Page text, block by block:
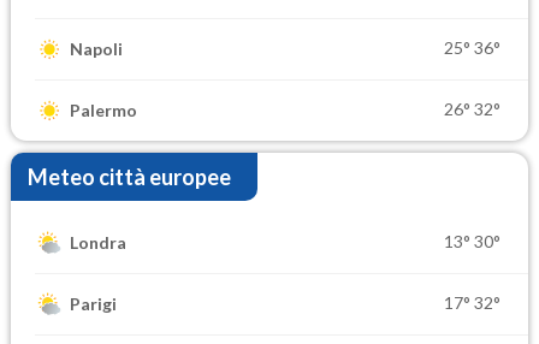
Napoli 25° 36°
Palermo 26° 32°
Meteo città europee
Londra 13° 30°
Parigi 17° 32°